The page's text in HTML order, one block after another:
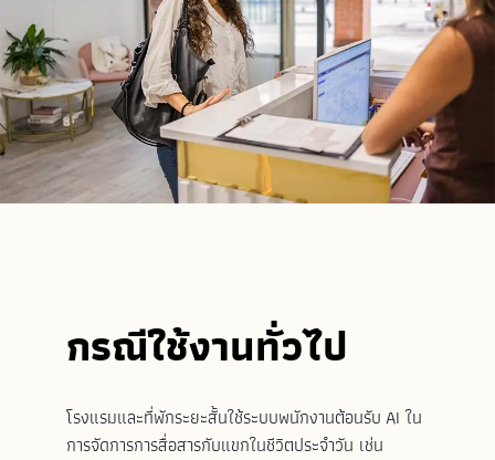
กรณีใช้งานทั่วไป
โรงแรมและที่พักระยะสั้นใช้ระบบพนักงานต้อนรับ AI ใน
การจัดการการสื่อสารกับแขกในชีวิตประจำวัน เช่น